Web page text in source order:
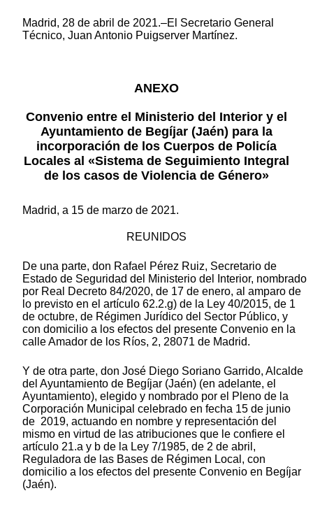
Madrid, 28 de abril de 2021.–El Secretario General
Técnico, Juan Antonio Puigserver Martínez.
ANEXO
Convenio entre el Ministerio del Interior y el
Ayuntamiento de Begíjar (Jaén) para la
incorporación de los Cuerpos de Policía
Locales al «Sistema de Seguimiento Integral
de los casos de Violencia de Género»
Madrid, a 15 de marzo de 2021.
REUNIDOS
De una parte, don Rafael Pérez Ruiz, Secretario de
Estado de Seguridad del Ministerio del Interior, nombrado
por Real Decreto 84/2020, de 17 de enero, al amparo de
lo previsto en el artículo 62.2.g) de la Ley 40/2015, de 1
de octubre, de Régimen Jurídico del Sector Público, y
con domicilio a los efectos del presente Convenio en la
calle Amador de los Ríos, 2, 28071 de Madrid.
Y de otra parte, don José Diego Soriano Garrido, Alcalde
del Ayuntamiento de Begíjar (Jaén) (en adelante, el
Ayuntamiento), elegido y nombrado por el Pleno de la
Corporación Municipal celebrado en fecha 15 de junio
de 2019, actuando en nombre y representación del
mismo en virtud de las atribuciones que le confiere el
artículo 21.a y b de la Ley 7/1985, de 2 de abril,
Reguladora de las Bases de Régimen Local, con
domicilio a los efectos del presente Convenio en Begíjar
(Jaén).